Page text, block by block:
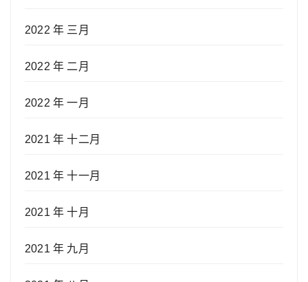
2022 年 三月
2022 年 二月
2022 年 一月
2021 年 十二月
2021 年 十一月
2021 年 十月
2021 年 九月